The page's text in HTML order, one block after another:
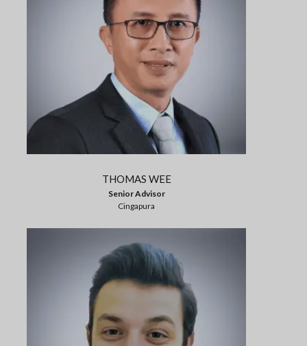
THOMAS WEE
Senior Advisor
Cingapura